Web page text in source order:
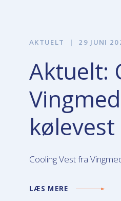
AKTUELT | 29 JUNI
Aktuelt:
kølevest
Cooling Vest fra
LÆS MERE